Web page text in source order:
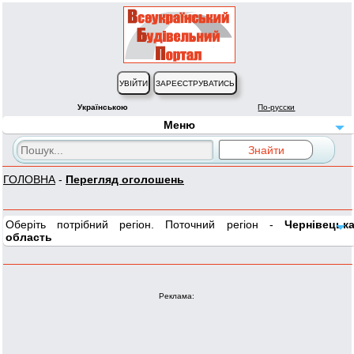
Українською По-русски
Меню
ГОЛОВНА - Перегляд оголошень
Оберіть потрібний регіон. Поточний регіон - Чернівецька
область
Реклама: